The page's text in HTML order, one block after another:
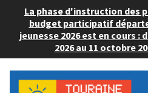
La phase d'instruction des
budget participatif
jeunesse 2026 est en cours :
2026 au 11 octobre